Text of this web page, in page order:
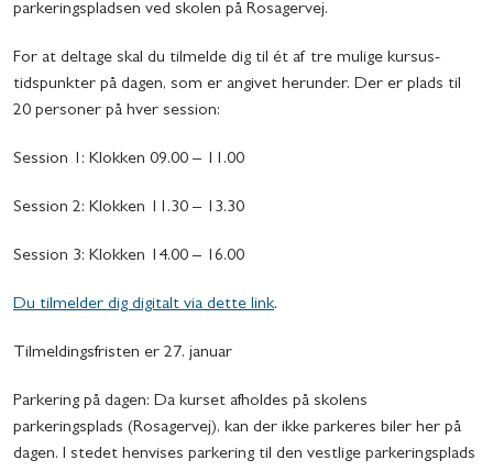
parkeringspladsen ved skolen på Rosagervej.
For at deltage skal du tilmelde dig til ét af tre mulige kursus-
tidspunkter på dagen, som er angivet herunder. Der er plads til
20 personer på hver session:
Session 1: Klokken 09.00 – 11.00
Session 2: Klokken 11.30 – 13.30
Session 3: Klokken 14.00 – 16.00
Du tilmelder dig digitalt via dette link.
Tilmeldingsfristen er 27. januar
Parkering på dagen: Da kurset afholdes på skolens
parkeringsplads (Rosagervej), kan der ikke parkeres biler her på
dagen. I stedet henvises parkering til den vestlige parkeringsplads